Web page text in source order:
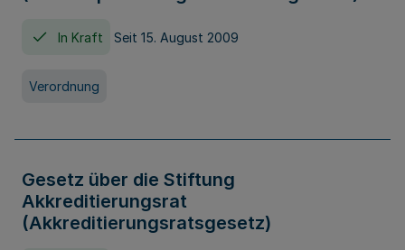
In Kraft Seit 15. August 2009
Verordnung
Gesetz über die Stiftung
Akkreditierungsrat
(Akkreditierungsratsgesetz)